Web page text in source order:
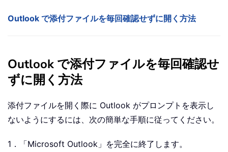
Outlook で添付ファイルを毎回確認せずに開く方法
Outlook で添付ファイルを毎回確認せ
ずに開く方法
添付ファイルを開く際に Outlook がプロンプトを表示し
ないようにするには、次の簡単な手順に従ってください。
1．「Microsoft Outlook」を完全に終了します。